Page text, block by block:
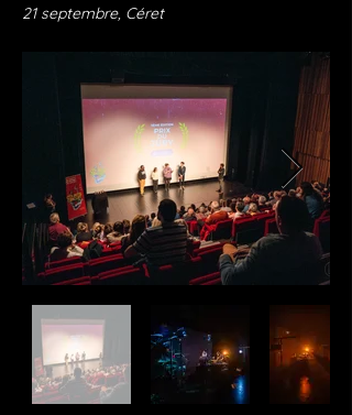
21 septembre, Céret